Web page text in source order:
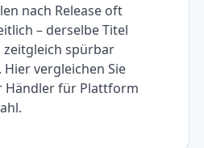
nach Release oft
– derselbe Titel
zeitgleich spürbar
vergleichen Sie
Händler für Plattform